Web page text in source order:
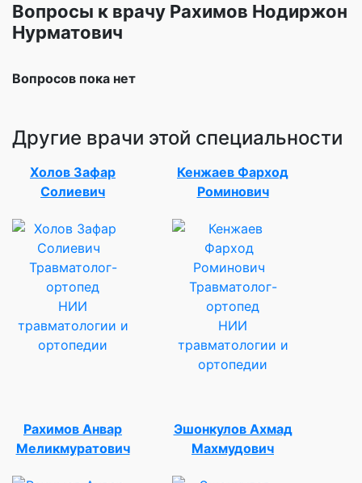
Вопросы к врачу Рахимов Нодиржон
Нурматович
Вопросов пока нет
Другие врачи этой специальности
Холов Зафар
Солиевич
Травматолог-
ортопед
НИИ
травматологии и
ортопедии
Кенжаев Фарход
Роминович
Травматолог-
ортопед
НИИ
травматологии и
ортопедии
Рахимов Анвар
Меликмуратович
Эшонкулов Ахмад
Махмудович